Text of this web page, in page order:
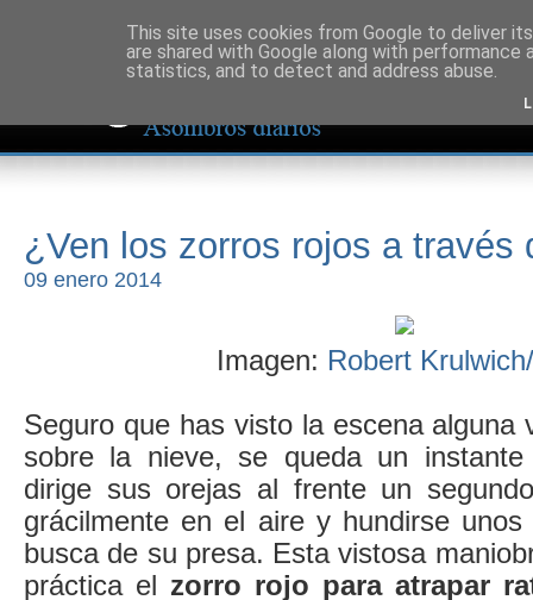
¿Ven los zorros rojos a través
09 enero 2014
Imagen: Robert
Seguro que has visto la escena alguna
sobre la nieve, se queda un
dirige sus orejas al frente un
grácilmente en el aire y hundirse
busca de su presa. Esta vistosa
práctica el zorro rojo para atrapar
This site uses cookies from Google to deliver
are shared with Google along with
statistics, and to detect and address abuse.